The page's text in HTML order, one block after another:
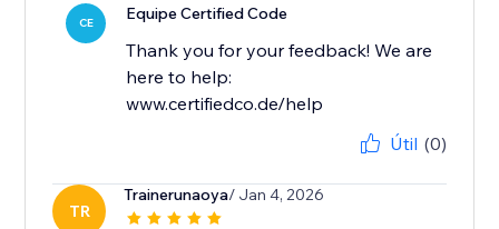
CE Equipe Certified Code
Thank you for your feedback! We are
here to help:
www.certifiedco.de/help
Útil (0)
TR
Trainerunaoya/ Jan 4, 2026